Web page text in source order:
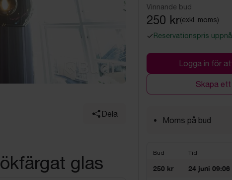
Dela
glas
Vinnande bud
250 kr(exkl. moms)
Reservationspris
Logga in för
Skapa
Moms på bud
Bud Tid
250 kr 24 juni 09:06